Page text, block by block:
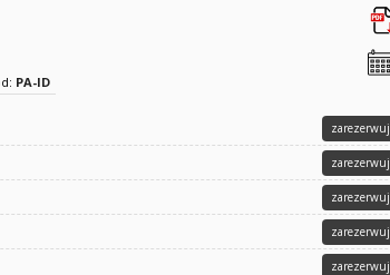
PA-ID
zarezerwuj
zarezerwuj
zarezerwuj
zarezerwuj
zarezerwuj